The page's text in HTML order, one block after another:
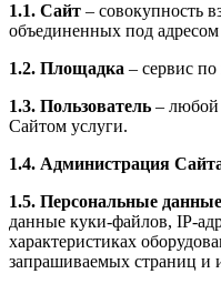
1.1. Сайт – совокупность
объединенных под адресом
1.2. Площадка – сервис
1.3. Пользователь – любой
Сайтом услуги.
1.4. Администрация
1.5. Персональные данные
данные куки-файлов, IP-
характеристиках
запрашиваемых страниц и